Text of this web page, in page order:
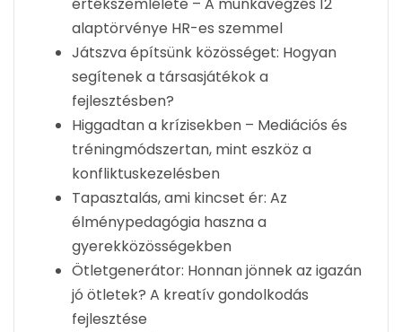
alaptörvénye HR-es szemmel
Játszva építsünk közösséget: Hogyan
segítenek a társasjátékok a
fejlesztésben?
Higgadtan a krízisekben – Mediációs és
tréningmódszertan, mint eszköz a
konfliktuskezelésben
Tapasztalás, ami kincset ér: Az
élménypedagógia haszna a
gyerekközösségekben
Ötletgenerátor: Honnan jönnek az igazán
jó ötletek? A kreatív gondolkodás
fejlesztése